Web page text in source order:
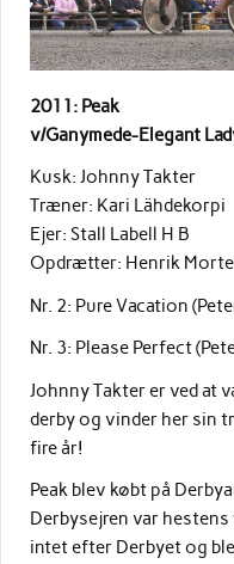
2011: Peak
v/Ganymede-Elegant
Kusk: Johnny Takter
Træner: Kari Lähdekorpi
Ejer: Stall Labell H B
Opdrætter: Henrik
Nr. 2: Pure Vacation
Nr. 3: Please Perfect
Johnny Takter er ved at
derby og vinder her sin
fire år!
Peak blev købt på
Derbysejren var
intet efter Derbyet og